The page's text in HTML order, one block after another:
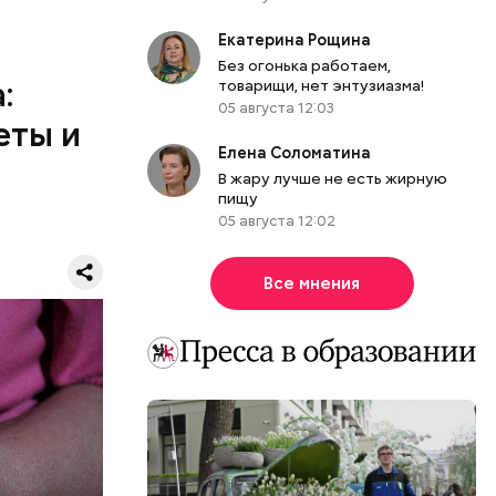
и
была
см,
тушить
Екатерина Рощина
Без огонька работаем,
товарищи, нет энтузиазма!
05 августа 12:03
Елена Соломатина
В жару лучше не есть жирную
пищу
05 августа 12:02
Все мнения